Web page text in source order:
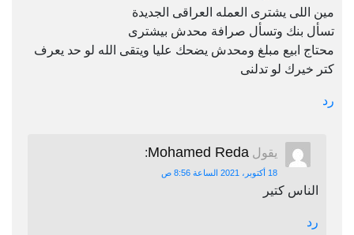
مين اللى يشترى العمله العراقى الجديدة
تسأل بنك وتسأل صرافة محدش بيشترى
محتاج ابيع مبلغ ومحدش يضحك عليا ويتقى الله لو حد يعرف
كتر خيرك لو تدلنى
رد
يقول Mohamed Reda
:
18 أكتوبر، 2021 الساعة 8:56 ص
الناس كتير
رد